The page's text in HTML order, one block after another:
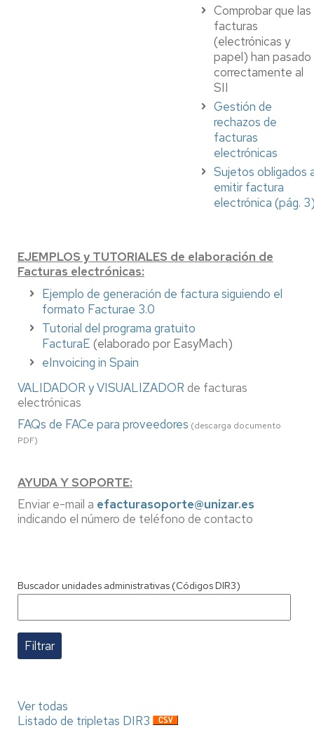
Comprobar que las
facturas
(electrónicas y
papel) han pasado
correctamente al
SII
Gestión de
rechazos de
facturas
electrónicas
Sujetos obligados
emitir factura
electrónica (pág.
EJEMPLOS y TUTORIALES de elaboración de
Facturas electrónicas:
Ejemplo de generación de factura siguiendo el
formato Facturae 3.0
Tutorial del programa gratuito
FacturaE (elaborado por EasyMach)
eInvoicing in Spain
VALIDADOR y VISUALIZADOR de facturas
electrónicas
FAQs de FACe para proveedores (descarga documento
PDF)
AYUDA Y SOPORTE:
Enviar e-mail a efacturasoporte@unizar.es
indicando el número de teléfono de contacto
Buscador unidades administrativas (Códigos DIR3)
Ver todas
Listado de tripletas DIR3